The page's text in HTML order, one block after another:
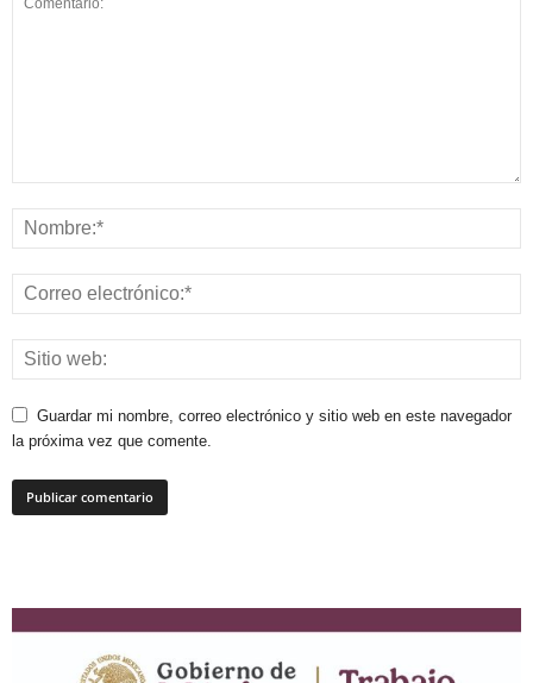
Guardar mi nombre, correo electrónico y sitio web en este navegador
la próxima vez que comente.